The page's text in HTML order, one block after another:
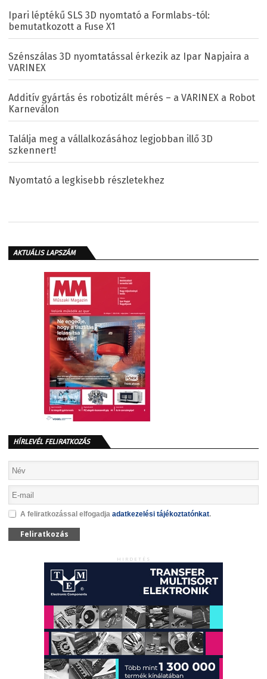
Ipari léptékű SLS 3D nyomtató a Formlabs-tól:
bemutatkozott a Fuse X1
Szénszálas 3D nyomtatással érkezik az Ipar Napjaira a
VARINEX
Additív gyártás és robotizált mérés – a VARINEX a Robot
Karneválon
Találja meg a vállalkozásához legjobban illő 3D
szkennert!
Nyomtató a legkisebb részletekhez
AKTUÁLIS LAPSZÁM
HÍRLEVÉL FELIRATKOZÁS
A feliratkozással elfogadja adatkezelési tájékoztatónkat.
Feliratkozás
HIRDETÉS